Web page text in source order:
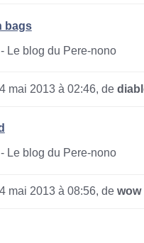
bags
Le blog du Pere-nono
mai 2013 à 02:46, de
Le blog du Pere-nono
mai 2013 à 08:56, de wow